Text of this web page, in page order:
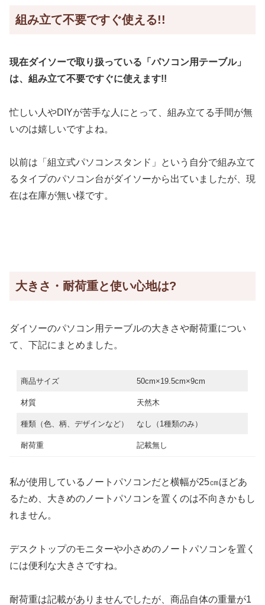
組み立て不要ですぐ使える!!
現在ダイソーで取り扱っている「パソコン用テーブル」
は、組み立て不要ですぐに使えます!!
忙しい人やDIYが苦手な人にとって、組み立てる手間が無
いのは嬉しいですよね。
以前は「組立式パソコンスタンド」という自分で組み立て
るタイプのパソコン台がダイソーから出ていましたが、現
在は在庫が無い様です。
大きさ・耐荷重と使い心地は?
ダイソーのパソコン用テーブルの大きさや耐荷重につい
て、下記にまとめました。
商品サイズ 50cm×19.5cm×9cm
材質 天然木
種類（色、柄、デザインなど） なし（1種類のみ）
耐荷重 記載無し
私が使用しているノートパソコンだと横幅が25㎝ほどあ
るため、大きめのノートパソコンを置くのは不向きかもし
れません。
デスクトップのモニターや小さめのノートパソコンを置く
には便利な大きさですね。
耐荷重は記載がありませんでしたが、商品自体の重量が1